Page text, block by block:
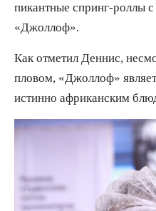
пикантные спринг-роллы
«Джоллоф».
Как отметил Деннис,
пловом, «Джоллоф»
истинно африканским